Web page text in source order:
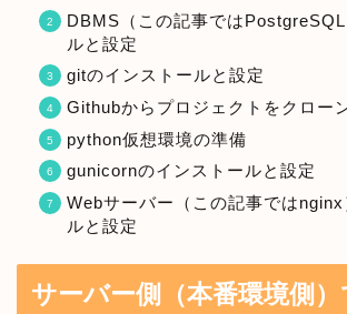
DBMS（この記事では
ルと設定
gitのインストールと設定
Githubからプロジェクトをクロー
python仮想環境の準備
gunicornのインストールと設定
Webサーバー（この記事では
ルと設定
サーバー側（本番環境側